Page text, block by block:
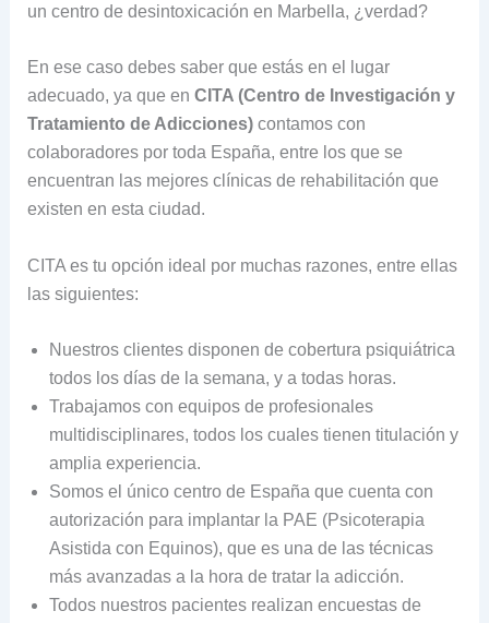
un centro de desintoxicación en Marbella, ¿verdad?
En ese caso debes saber que estás en el lugar
adecuado, ya que en CITA (Centro de Investigación y
Tratamiento de Adicciones) contamos con
colaboradores por toda España, entre los que se
encuentran las mejores clínicas de rehabilitación que
existen en esta ciudad.
CITA es tu opción ideal por muchas razones, entre ellas
las siguientes:
Nuestros clientes disponen de cobertura psiquiátrica
todos los días de la semana, y a todas horas.
Trabajamos con equipos de profesionales
multidisciplinares, todos los cuales tienen titulación y
amplia experiencia.
Somos el único centro de España que cuenta con
autorización para implantar la PAE (Psicoterapia
Asistida con Equinos), que es una de las técnicas
más avanzadas a la hora de tratar la adicción.
Todos nuestros pacientes realizan encuestas de